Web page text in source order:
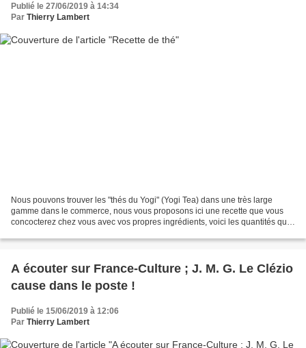
Publié le 27/06/2019 à 14:34
Par Thierry Lambert
Nous pouvons trouver les "thés du Yogi" (Yogi Tea) dans une très large
gamme dans le commerce, nous vous proposons ici une recette que vous
concocterez chez vous avec vos propres ingrédients, voici les quantités que
A écouter sur France-Culture ; J. M. G. Le Clézio
cause dans le poste !
Publié le 15/06/2019 à 12:06
Par Thierry Lambert